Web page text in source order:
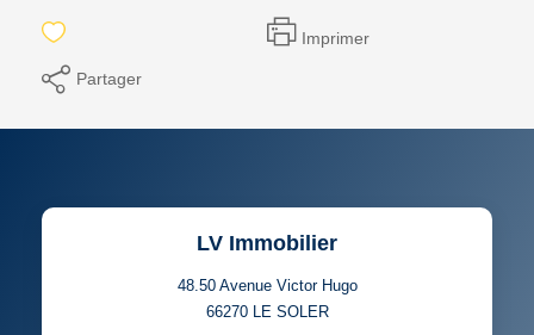
Imprimer
Partager
LV Immobilier
48.50 Avenue Victor Hugo
66270 LE SOLER